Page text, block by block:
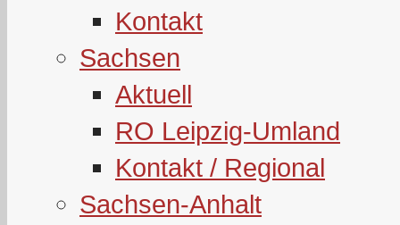
Kontakt
Sachsen
Aktuell
RO Leipzig-Umland
Kontakt / Regional
Sachsen-Anhalt